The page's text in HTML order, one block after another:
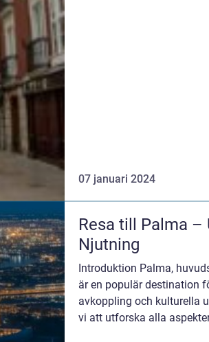
07 januari 2024
Resa till Palma –
Njutning
Introduktion Palma,
är en populär destination
avkoppling och kulturella
vi att utforska alla